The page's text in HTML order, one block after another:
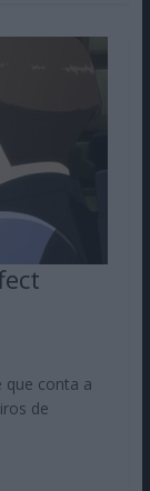
que conta a
de